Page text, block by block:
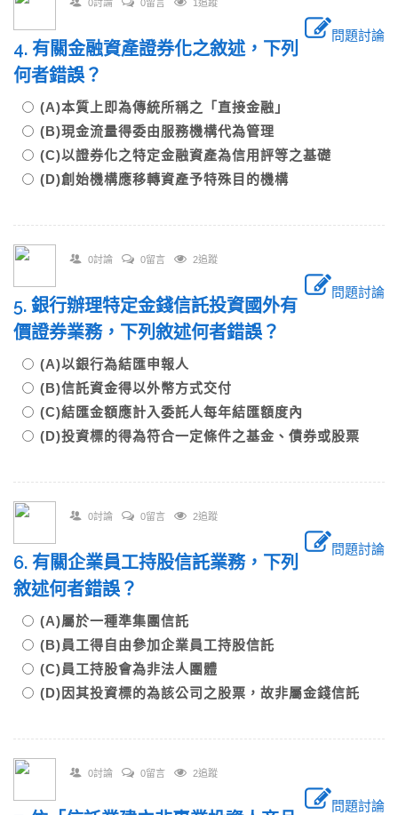
0討論 0留言 1追蹤
問題討論
4. 有關金融資產證券化之敘述，下列
何者錯誤？
(A)本質上即為傳統所稱之「直接金融」
(B)現金流量得委由服務機構代為管理
(C)以證券化之特定金融資產為信用評等之基礎
(D)創始機構應移轉資產予特殊目的機構
0討論 0留言 2追蹤
問題討論
5. 銀行辦理特定金錢信託投資國外有
價證券業務，下列敘述何者錯誤？
(A)以銀行為結匯申報人
(B)信託資金得以外幣方式交付
(C)結匯金額應計入委託人每年結匯額度內
(D)投資標的得為符合一定條件之基金、債券或股票
0討論 0留言 2追蹤
問題討論
6. 有關企業員工持股信託業務，下列
敘述何者錯誤？
(A)屬於一種準集團信託
(B)員工得自由參加企業員工持股信託
(C)員工持股會為非法人團體
(D)因其投資標的為該公司之股票，故非屬金錢信託
0討論 0留言 2追蹤
問題討論